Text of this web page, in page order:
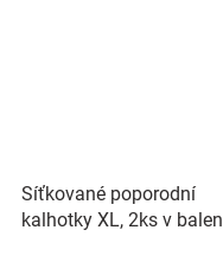
Síťkované poporodní
kalhotky XL, 2ks v